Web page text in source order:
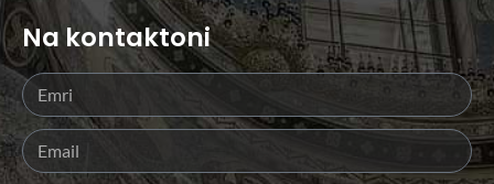
Na kontaktoni